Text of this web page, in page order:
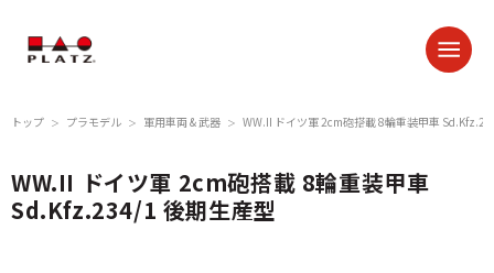
トップ ＞ プラモデル ＞ 軍用車両 & 武器 ＞ WW.II ドイツ軍 2cm砲搭載 8輪重装甲車
WW.II ドイツ軍 2cm砲搭載 8輪重装甲車
Sd.Kfz.234/1 後期生産型